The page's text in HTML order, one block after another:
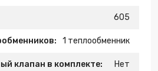
605
1 теплообменник
клапан в комплекте: Нет